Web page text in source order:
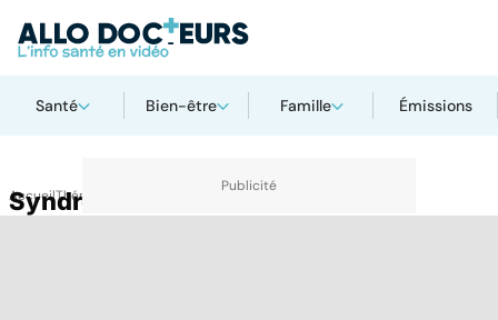
Santé Bien-être Famille Émissions
AccueilThématiques
Syndrome du nez vide